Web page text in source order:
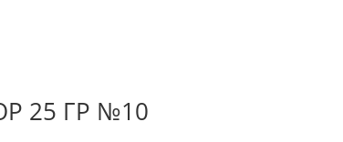
25 ГР №10